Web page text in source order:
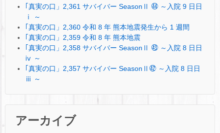
｢真実の口」2,361 サバイバー SeasonⅡ ㊹ ～入院 9 日日
ⅰ ～
｢真実の口」2,360 令和 8 年 熊本地震発生から 1 週間
｢真実の口」2,359 令和 8 年 熊本地震
｢真実の口」2,358 サバイバー SeasonⅡ ㊸ ～入院 8 日日
ⅳ ～
｢真実の口」2,357 サバイバー SeasonⅡ㊷ ～入院 8 日日
ⅲ ～
アーカイブ